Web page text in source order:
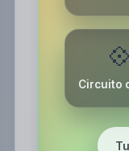
💠
Circuito